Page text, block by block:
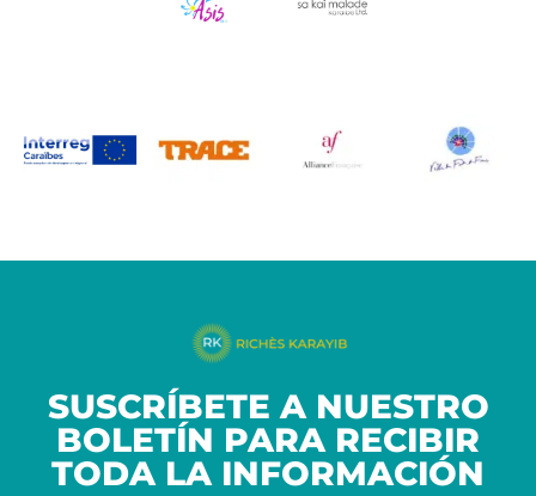
SUSCRÍBETE A NUESTRO
BOLETÍN PARA RECIBIR
TODA LA INFORMACIÓN